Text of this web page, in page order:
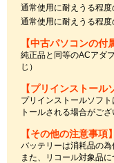
通常使用に耐えうる程
通常使用に耐えうる程度
【中古パソコンの付
純正品と同等のACアダ
じ）
【プリインストール
プリインストールソフ
トールされる場合がござ
【その他の注意事項】
バッテリーは消耗品の為
また、リコール対象品